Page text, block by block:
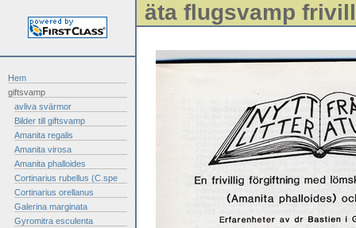
Hem
giftsvamp
avliva svärmor
Bilder till giftsvamp
Amanita regalis
Amanita virosa
Amanita phalloides
Cortinarius rubellus (C.spe
Cortinarius orellanus
Galerina marginata
Gyromitra esculenta
äta flugsvamp